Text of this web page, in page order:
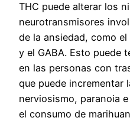
THC puede alterar los
neurotransmisores
de la ansiedad, como
y el GABA. Esto puede
en las personas con
que puede incrementar
nerviosismo, paranoia
el consumo de